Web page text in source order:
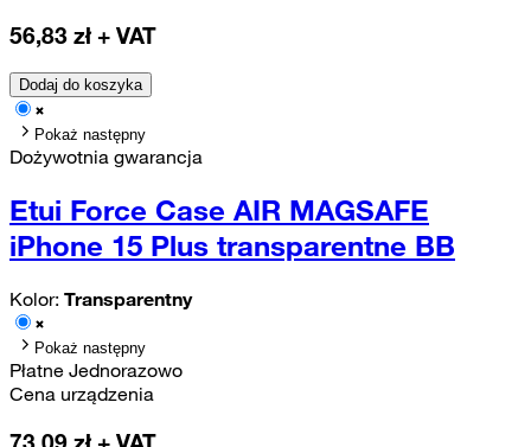
56,83 zł + VAT
Dodaj do koszyka
Pokaż następny
Dożywotnia gwarancja
Etui Force Case AIR MAGSAFE
iPhone 15 Plus transparentne BB
Kolor: Transparentny
Pokaż następny
Płatne Jednorazowo
Cena urządzenia